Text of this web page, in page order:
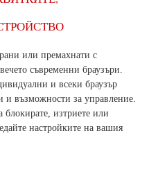
или премахнати с
съвременни браузъри.
и всеки браузър
и възможности за управление.
изтриете или
настройките на вашия